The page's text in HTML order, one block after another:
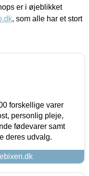
er i øjeblikket
, som alle har et stort
forskellige varer
personlig pleje,
fødevarer samt
deres udvalg.